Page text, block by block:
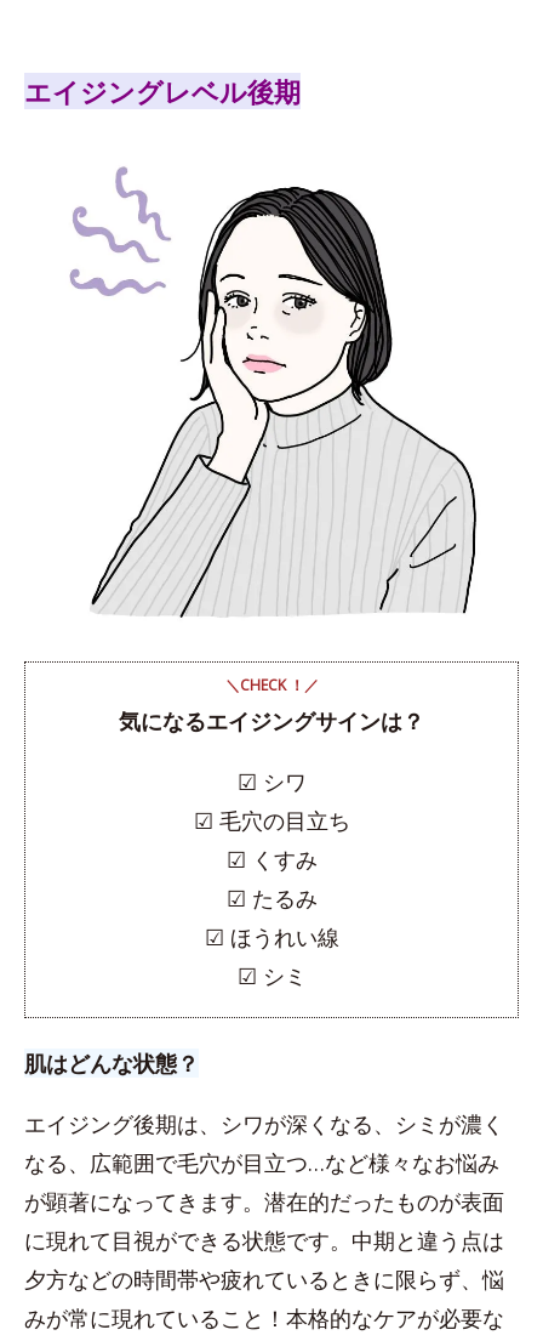
エイジングレベル後期
＼CHECK ！／
気になるエイジングサインは？
☑︎ シワ
☑︎ 毛穴の目立ち
☑︎ くすみ
☑︎ たるみ
☑︎ ほうれい線
☑︎ シミ
肌はどんな状態？
エイジング後期は、シワが深くなる、シミが濃く
なる、広範囲で毛穴が目立つ…など様々なお悩み
が顕著になってきます。潜在的だったものが表面
に現れて目視ができる状態です。中期と違う点は
夕方などの時間帯や疲れているときに限らず、悩
みが常に現れていること！本格的なケアが必要な